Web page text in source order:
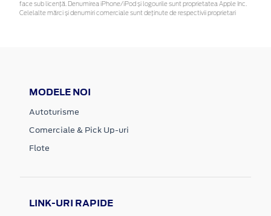
face sub licență. Denumirea iPhone/iPod și logourile sunt proprietatea Apple Inc.
Celelalte mărci și denumiri comerciale sunt deținute de respectivii proprietari
MODELE NOI
Autoturisme
Comerciale & Pick Up-uri
Flote
LINK-URI RAPIDE